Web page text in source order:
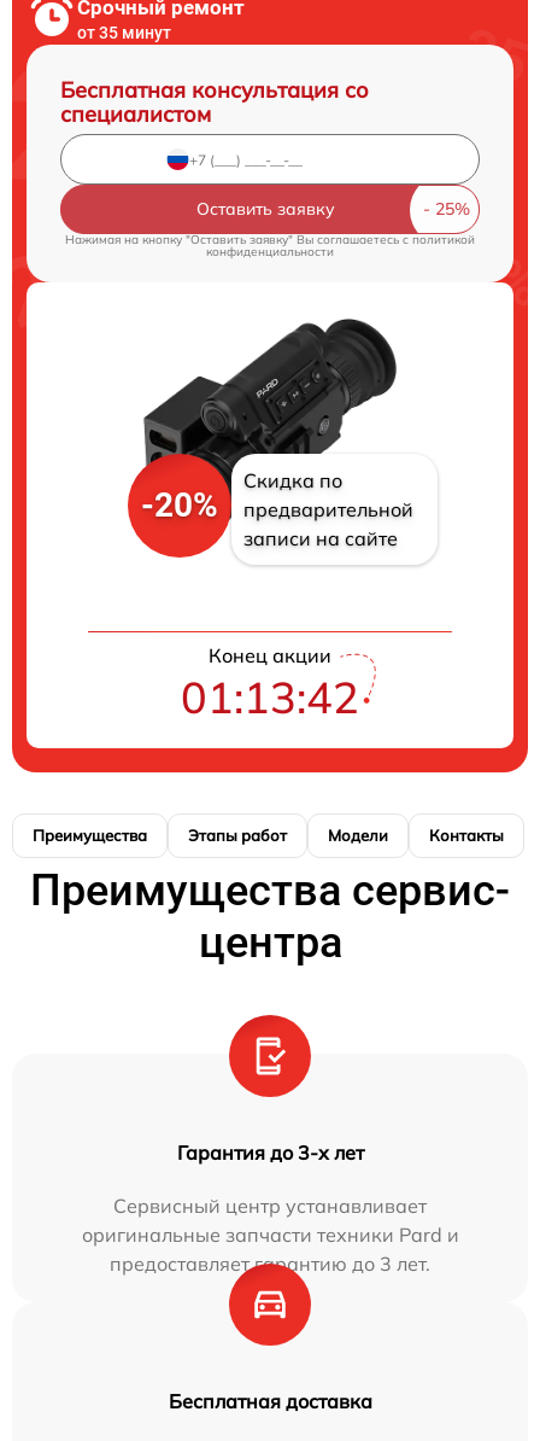
Срочный ремонт
от 35 минут
Бесплатная консультация со
специалистом
Оставить заявку
Нажимая на кнопку "Оставить заявку" Вы соглашаетесь c политикой
конфиденциальности
-20%
Скидка по
предварительной
записи на сайте
Конец акции
01:13:41
Преимущества Этапы работ Модели Контакты
Преимущества сервис-
центра
Гарантия до 3-х лет
Сервисный центр устанавливает
оригинальные запчасти техники Pard и
предоставляет гарантию до 3 лет.
Бесплатная доставка